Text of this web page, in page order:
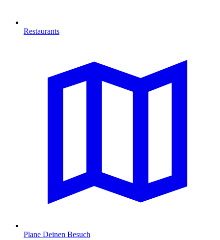
Restaurants
Plane Deinen Besuch